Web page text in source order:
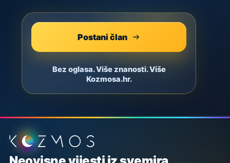
Postani član
Bez oglasa. Više znanosti. Više
Kozmosa.hr.
Podnožje stranice